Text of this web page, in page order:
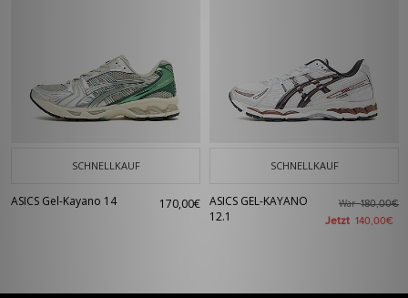
SCHNELLKAUF
ASICS Gel-Kayano 14 170,00€
SCHNELLKAUF
ASICS GEL-KAYANO
12.1
War180,00€
Jetzt 140,00€